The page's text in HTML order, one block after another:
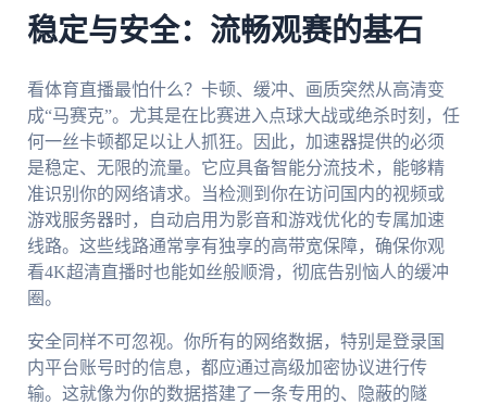
稳定与安全：流畅观赛的基石
看体育直播最怕什么？卡顿、缓冲、画质突然从高清变
成“马赛克”。尤其是在比赛进入点球大战或绝杀时刻，任
何一丝卡顿都足以让人抓狂。因此，加速器提供的必须
是稳定、无限的流量。它应具备智能分流技术，能够精
准识别你的网络请求。当检测到你在访问国内的视频或
游戏服务器时，自动启用为影音和游戏优化的专属加速
线路。这些线路通常享有独享的高带宽保障，确保你观
看4K超清直播时也能如丝般顺滑，彻底告别恼人的缓冲
圈。
安全同样不可忽视。你所有的网络数据，特别是登录国
内平台账号时的信息，都应通过高级加密协议进行传
输。这就像为你的数据搭建了一条专用的、隐蔽的隧